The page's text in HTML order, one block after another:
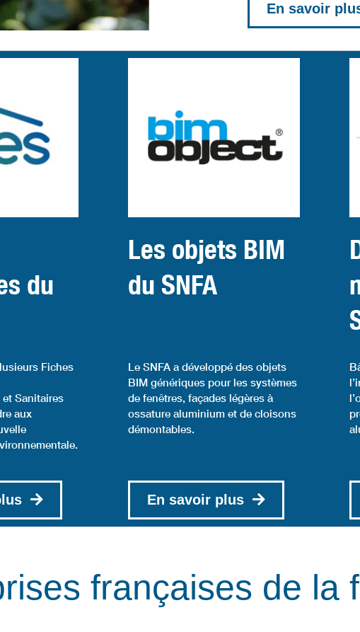
En savoir
du
Les objets BIM
du SNFA
Fiches
Sanitaires
aux
Le SNFA a développé des objets
BIM génériques pour les systèmes
de fenêtres, façades légères à
ossature aluminium et de cloisons
démontables.
En savoir plus
françaises de la